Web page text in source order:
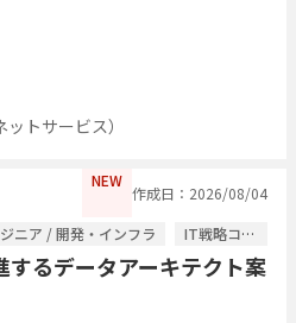
トサービス）
NEW
作成日：2026/08/04
ニア / 開発・インフラ IT戦略コンサル / ITコンサルタント
するデータアーキテクト案